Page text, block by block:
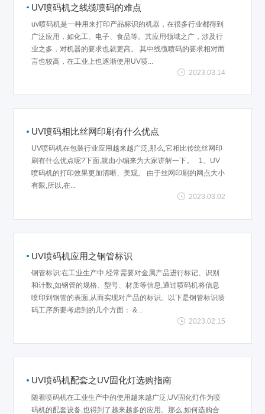
UV喷码机之线缆喷码的难点
uv喷码机是一种用来打印产品标识的机器，在很多行业都得到
广泛应用，如化工、电子、食品等。其应用领域之广，涉及行
业之多，对机器的要求也就更高。 其中线缆喷码的要求相对而
言也较高，在工业上也逐渐使用UV喷...
2023.03.14
UV喷码相比丝网印刷有什么优点
UV喷码机在包装行业应用越来越广泛,那么,它相比传统丝网印
刷有什么优点呢?下面,就由小编来为大家讲解一下。 1、UV
喷码机的打印效果更加清晰、美观。 由于丝网印刷的网点大小
有限,所以,在...
2023.03.02
UV喷码机应用之钢管标识
钢管标识:在工业生产中,经常需要对金属产品进行标记、识别
和计数,如钢管的规格、型号、材质等信息,通过喷码机将信息
喷印到钢管的表面,从而实现对产品的标识。以下是钢管标识喷
码工序所要考虑到的几个方面： &...
2023.02.15
UV喷码机配套之UV固化灯选购指南
随着喷码机在工业生产中的使用越来越广泛,UV固化灯作为喷
码机的配套设备,也得到了越来越多的应用。那么,如何选购合